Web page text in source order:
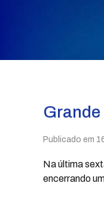
Publicado em
Na última
encerrando